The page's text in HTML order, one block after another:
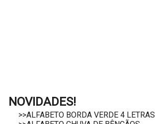
NOVIDADES!
>>ALFABETO BORDA VERDE 4 LETRAS